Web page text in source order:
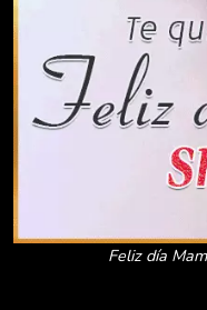
Feliz día